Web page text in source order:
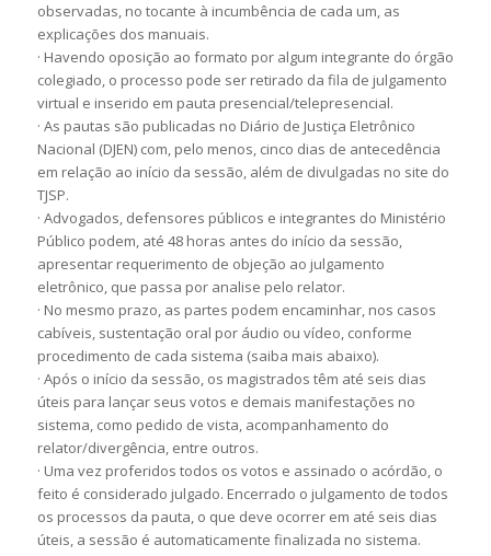
observadas, no tocante à incumbência de cada um, as
explicações dos manuais.
· Havendo oposição ao formato por algum integrante do órgão
colegiado, o processo pode ser retirado da fila de julgamento
virtual e inserido em pauta presencial/telepresencial.
· As pautas são publicadas no Diário de Justiça Eletrônico
Nacional (DJEN) com, pelo menos, cinco dias de antecedência
em relação ao início da sessão, além de divulgadas no site do
TJSP.
· Advogados, defensores públicos e integrantes do Ministério
Público podem, até 48 horas antes do início da sessão,
apresentar requerimento de objeção ao julgamento
eletrônico, que passa por analise pelo relator.
· No mesmo prazo, as partes podem encaminhar, nos casos
cabíveis, sustentação oral por áudio ou vídeo, conforme
procedimento de cada sistema (saiba mais abaixo).
· Após o início da sessão, os magistrados têm até seis dias
úteis para lançar seus votos e demais manifestações no
sistema, como pedido de vista, acompanhamento do
relator/divergência, entre outros.
· Uma vez proferidos todos os votos e assinado o acórdão, o
feito é considerado julgado. Encerrado o julgamento de todos
os processos da pauta, o que deve ocorrer em até seis dias
úteis, a sessão é automaticamente finalizada no sistema.